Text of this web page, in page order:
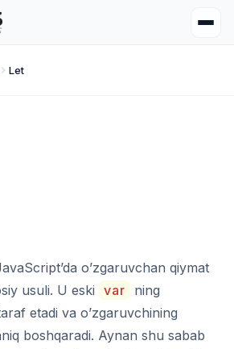
Let
o’zgaruvchan qiymat
usuli. U eski var
ning
etadi va o’zgaruvchining
boshqaradi. Aynan shu sabab